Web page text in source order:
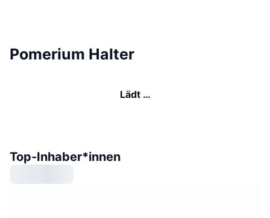
Pomerium Halter
Lädt …
Top-Inhaber*innen